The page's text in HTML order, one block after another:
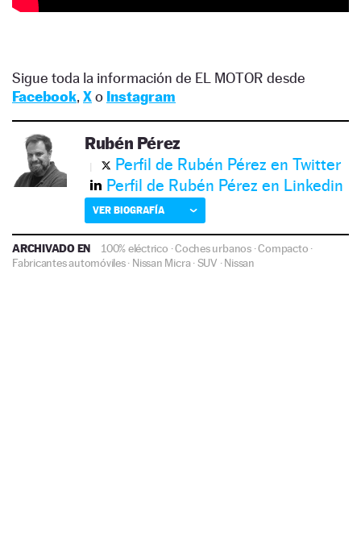
Sigue toda la información de EL MOTOR desde
Facebook, Xo Instagram
Rubén Pérez
Perfil de Rubén Pérez en Twitter
Perfil de Rubén Pérez en Linkedin
VER BIOGRAFÍA
ARCHIVADO EN 100% eléctrico ·Coches urbanos·Compacto ·
Fabricantes automóviles· Nissan Micra·SUV ·Nissan